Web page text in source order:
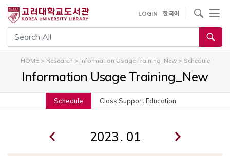
건
기
통합검색
LOGIN 한국어
사이트내 검색
HOME> Research > Information Usage Training_New> Schedule
Information Usage Training_New
Schedule Class Support Education
.